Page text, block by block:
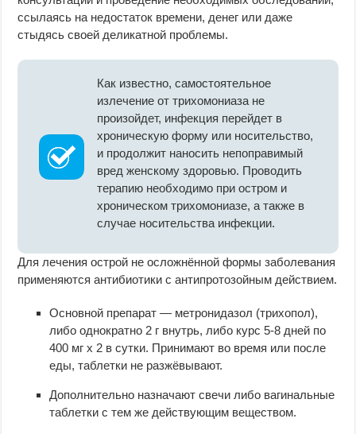
ссылаясь на недостаток времени, денег или даже
стыдясь своей деликатной проблемы.
Как известно, самостоятельное
излечение от трихомониаза не
произойдет, инфекция перейдет в
хроническую форму или носительство,
и продолжит наносить непоправимый
вред женскому здоровью. Проводить
терапию необходимо при остром и
хроническом трихомониазе, а также в
случае носительства инфекции.
Для лечения острой не осложнённой формы заболевания
применяются антибиотики с антипротозойным действием.
Основной препарат — метронидазол (трихопол),
либо однократно 2 г внутрь, либо курс 5-8 дней по
400 мг х 2 в сутки. Принимают во время или после
еды, таблетки не разжёвывают.
Дополнительно назначают свечи либо вагинальные
таблетки с тем же действующим веществом.